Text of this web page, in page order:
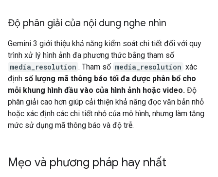
Độ phân giải của nội dung nghe nhìn
Gemini 3 giới thiệu khả năng kiểm soát chi tiết đối với quy
trình xử lý hình ảnh đa phương thức bằng tham số
media_resolution . Tham số media_resolution xác
định số lượng mã thông báo tối đa được phân bổ cho
mỗi khung hình đầu vào của hình ảnh hoặc video. Độ
phân giải cao hơn giúp cải thiện khả năng đọc văn bản nhỏ
hoặc xác định các chi tiết nhỏ của mô hình, nhưng làm tăng
mức sử dụng mã thông báo và độ trễ.
Mẹo và phương pháp hay nhất